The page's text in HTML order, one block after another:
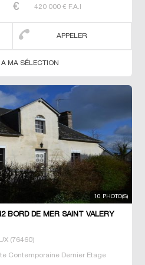
420 000 € F.A.I
APPELER
MA SÉLECTION
10 PHOTO(S)
BORD DE MER SAINT VALERY
(76460)
Contemporaine Dernier Etage